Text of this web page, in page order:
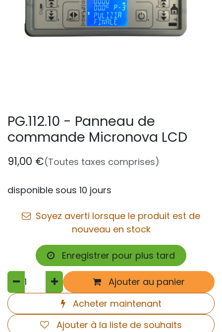
PG.112.10 - Panneau de
commande Micronova LCD
91,00 €(Toutes taxes comprises)
disponible sous 10 jours
Soyez averti lorsque le produit est de
nouveau en stock
Enregistrer pour plus tard
Ajouter au panier
Acheter maintenant
Ajouter à la liste de souhaits